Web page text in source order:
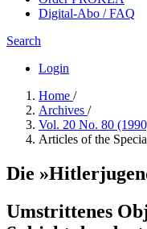
Digital-Abo / FAQ
Search
Login
Home /
Archives /
Vol. 20 No. 80
Articles of the
Die
Umstrittenes